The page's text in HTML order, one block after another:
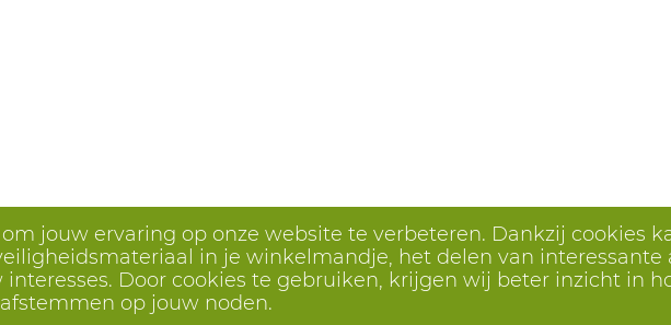
jouw ervaring op onze website te verbeteren. Dankzij cookies
in je winkelmandje, het delen van interessante
Door cookies te gebruiken, krijgen wij beter inzicht in
op jouw noden.